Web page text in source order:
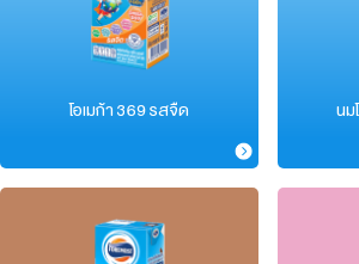
โอเมก้า 369 รสจืด น